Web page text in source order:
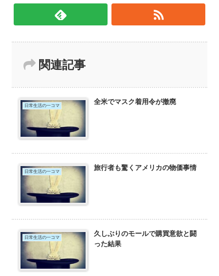
関連記事
日常生活の一コマ 全米でマスク着用令が撤廃
日常生活の一コマ 旅行者も驚くアメリカの物価事情
日常生活の一コマ
久しぶりのモールで購買意欲と闘
った結果